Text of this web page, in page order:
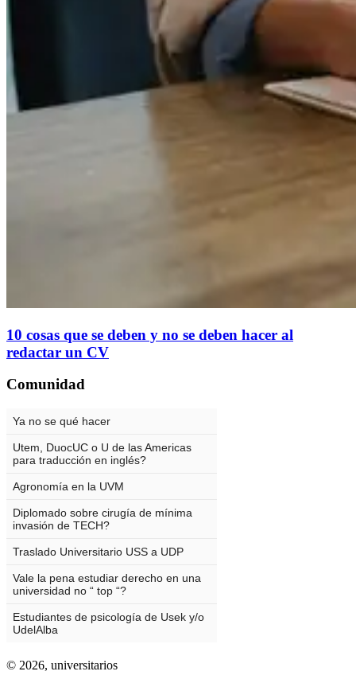
10 cosas que se deben y no se deben hacer al
redactar un CV
Comunidad
© 2026, universitarios